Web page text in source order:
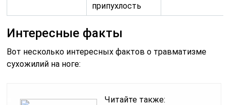
припухлость
Интересные факты
Вот несколько интересных фактов о травматизме
сухожилий на ноге:
Читайте также: